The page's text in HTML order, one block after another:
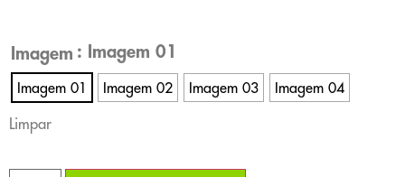
Imagem : Imagem 01
Imagem 01 Imagem 02 Imagem 03 Imagem 04
Limpar